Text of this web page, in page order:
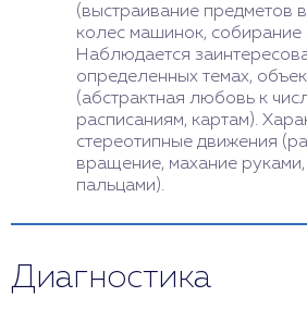
(выстраивание предметов
колес машинок, собирание
Наблюдается
определенных темах,
(абстрактная любовь к
расписаниям, картам).
стереотипные движения
вращение, махание
пальцами).
Диагностика